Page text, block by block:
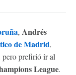
, Andrés
de Madrid,
pero prefirió ir al
League.